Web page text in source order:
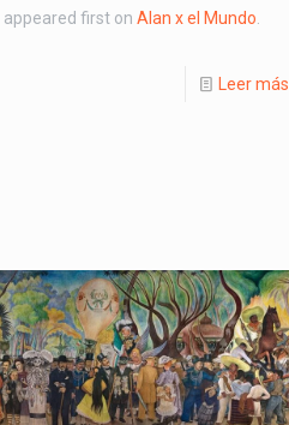
appeared first on Alan x el Mundo.
Leer más